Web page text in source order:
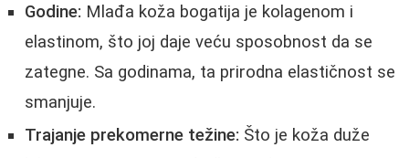
Godine: Mlađa koža bogatija je kolagenom i
elastinom, što joj daje veću sposobnost da se
zategne. Sa godinama, ta prirodna elastičnost se
smanjuje.
Trajanje prekomerne težine: Što je koža duže